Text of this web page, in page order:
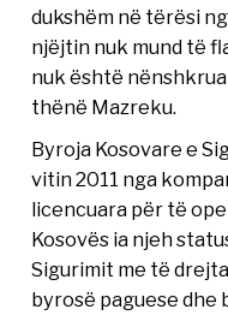
dukshëm në tërësi
njëjtin nuk mund të
nuk është
thënë Mazreku.
Byroja Kosovare e
vitin 2011 nga
licencuara për të
Kosovës ia njeh
Sigurimit me të
byrosë paguese